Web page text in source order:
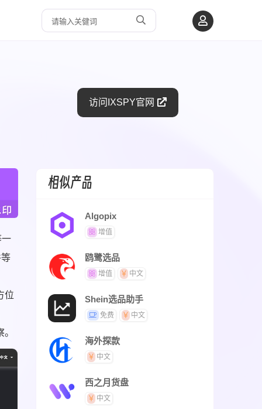
访问IXSPY官网
一
位
相似产品
Algopix
增值
鸥鹭选品
增值 中文
Shein选品助手
免费 中文
海外探款
中文
西之月货盘
中文